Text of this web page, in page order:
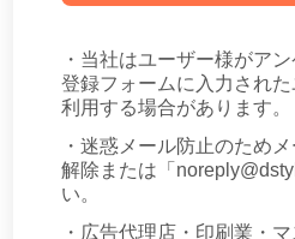
・当社はユーザー様がア
登録フォームに入力され
利用する場合があります。
・迷惑メール防止のため
解除または「
い。
・広告代理店・印刷業・